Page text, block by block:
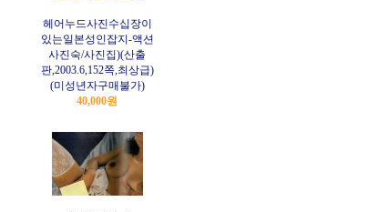
헤어누드사진수십장이
있는일본성인잡지-액션
사진숙/사진집)(산출
판,2003.6,152쪽,최상급)
(미성년자구매불가)
40,000원